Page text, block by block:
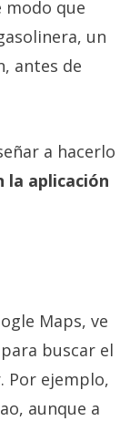
modo que
un
antes de
a hacerlo
la aplicación
Maps, ve
buscar el
Por ejemplo,
aunque a